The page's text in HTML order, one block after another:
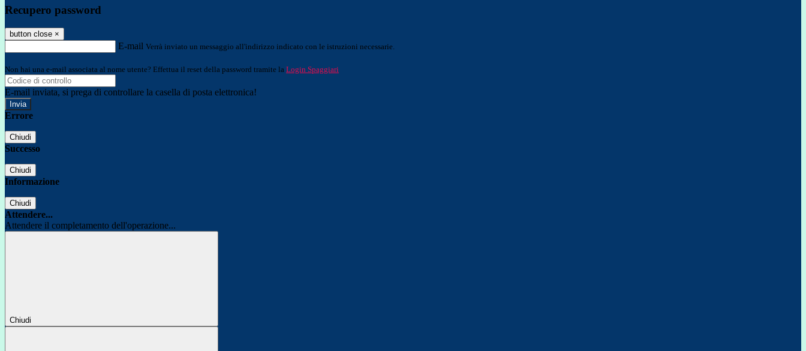
Recupero password
button close ×
E-mail Verrà inviato un messaggio all'indirizzo indicato con le istruzioni necessarie.
Non hai una e-mail associata al nome utente? Effettua il reset della password tramite la Login Spaggiari
E-mail inviata, si prega di controllare la casella di posta elettronica!
Errore
Chiudi
Successo
Chiudi
Informazione
Chiudi
Attendere...
Attendere il completamento dell'operazione...
Chiudi